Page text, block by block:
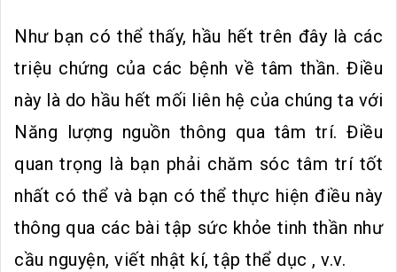
Như bạn có thể thấy, hầu hết trên đây là các
triệu chứng của các bệnh về tâm thần. Điều
này là do hầu hết mối liên hệ của chúng ta với
Năng lượng nguồn thông qua tâm trí. Điều
quan trọng là bạn phải chăm sóc tâm trí tốt
nhất có thể và bạn có thể thực hiện điều này
thông qua các bài tập sức khỏe tinh thần như
cầu nguyện, viết nhật kí, tập thể dục , v.v.